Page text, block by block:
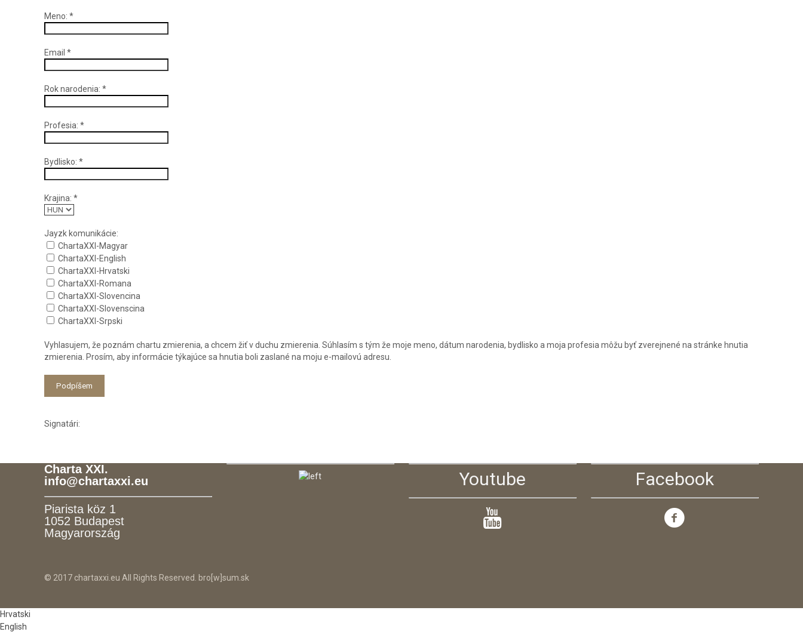
Meno:*
Email*
Rok narodenia:*
Profesia:*
Bydlisko:*
Krajina:*
Jayzk komunikácie:
ChartaXXI-Magyar
ChartaXXI-English
ChartaXXI-Hrvatski
ChartaXXI-Romana
ChartaXXI-Slovencina
ChartaXXI-Slovenscina
ChartaXXI-Srpski
Vyhlasujem, že poznám chartu zmierenia, a chcem žiť v duchu zmierenia. Súhlasím s tým že moje meno, dátum narodenia, bydlisko a moja profesia môžu byť zverejnené na stránke hnutia
zmierenia. Prosím, aby informácie týkajúce sa hnutia boli zaslané na moju e-mailovú adresu.
Signatári:
Charta XXI.
info@chartaxxi.eu
Piarista köz 1
1052 Budapest
Magyarország
Youtube Facebook
© 2017 chartaxxi.eu All Rights Reserved. bro[w]sum.sk
Hrvatski
English